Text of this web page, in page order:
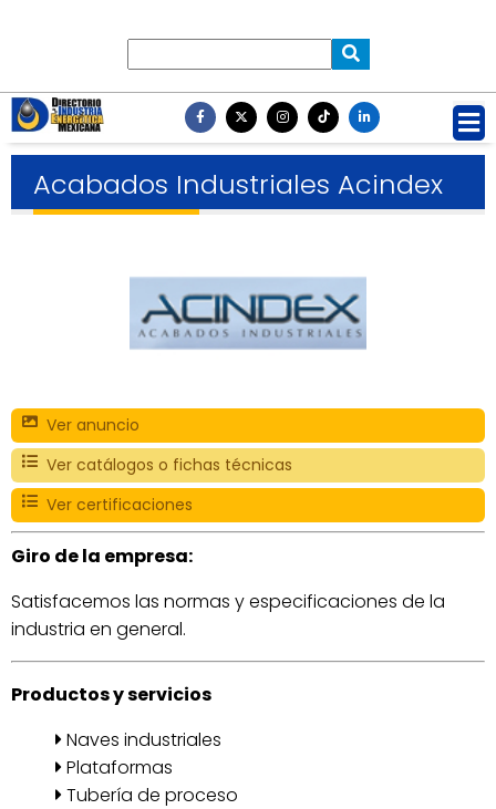
Acabados Industriales Acindex
Ver anuncio
Ver catálogos o fichas técnicas
Ver certificaciones
Giro de la empresa:
Satisfacemos las normas y especificaciones de la
industria en general.
Productos y servicios
Naves industriales
Plataformas
Tubería de proceso